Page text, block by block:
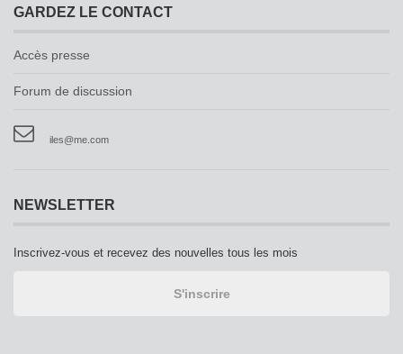
GARDEZ LE CONTACT
Accès presse
Forum de discussion
iles@me.com
NEWSLETTER
Inscrivez-vous et recevez des nouvelles tous les mois